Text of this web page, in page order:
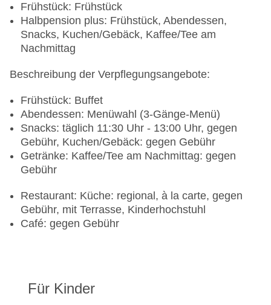
Frühstück: Frühstück
Halbpension plus: Frühstück, Abendessen,
Snacks, Kuchen/Gebäck, Kaffee/Tee am
Nachmittag
Beschreibung der Verpflegungsangebote:
Frühstück: Buffet
Abendessen: Menüwahl (3-Gänge-Menü)
Snacks: täglich 11:30 Uhr - 13:00 Uhr, gegen
Gebühr, Kuchen/Gebäck: gegen Gebühr
Getränke: Kaffee/Tee am Nachmittag: gegen
Gebühr
Restaurant: Küche: regional, à la carte, gegen
Gebühr, mit Terrasse, Kinderhochstuhl
Café: gegen Gebühr
Für Kinder